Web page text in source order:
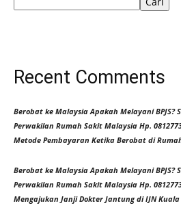
Recent Comments
Berobat ke Malaysia Apakah Melayani BPJS?
Perwakilan Rumah Sakit Malaysia Hp.
Metode Pembayaran Ketika Berobat di
Berobat ke Malaysia Apakah Melayani BPJS?
Perwakilan Rumah Sakit Malaysia Hp.
Mengajukan Janji Dokter Jantung di IJN